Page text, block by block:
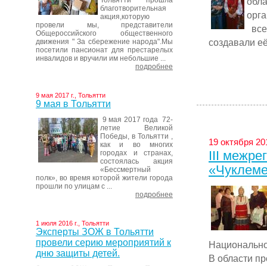
благотворительная
акция,которую
провели мы, представители
Общероссийского общественного
движения " За сбережение народа".Мы
посетили пансионат для престарелых
инвалидов и вручили им небольшие ...
подробнее
9 мая 2017 г., Тольятти
9 мая в Тольятти
9 мая 2017 года 72-
летие Великой
Победы, в Тольятти ,
как и во многих
городах и странах,
состоялась акция
«Бессмертный
полк», во время которой жители города
прошли по улицам с ...
подробнее
1 июля 2016 г., Тольятти
Эксперты ЗОЖ в Тольятти
провели серию мероприятий к
дню защиты детей.
создавали
19 октября
III
В области